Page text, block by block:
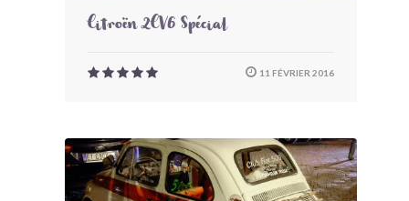
Citroën 2CV6 Spécial
11 FÉVRIER 2016